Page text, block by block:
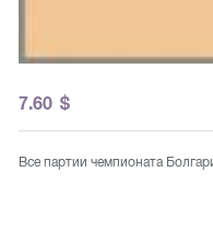
7.60 $
Все партии чемпионата